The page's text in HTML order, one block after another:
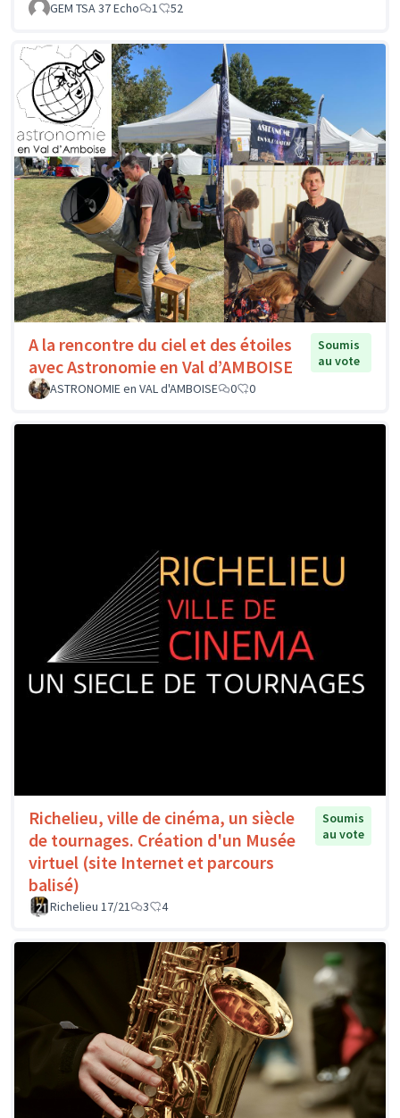
GEM TSA 37 Echo 1 52
A la rencontre du ciel et des étoiles
avec Astronomie en Val d’AMBOISE
Soumis
au vote
ASTRONOMIE en VAL d'AMBOISE
0 0
Richelieu, ville de cinéma, un siècle
de tournages. Création d'un Musée
virtuel (site Internet et parcours
balisé)
Soumis
au vote
Richelieu 17/21 3 4